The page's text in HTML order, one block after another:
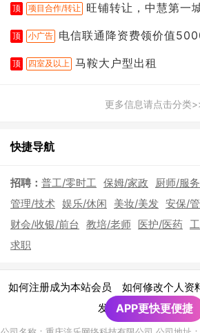
顶 项目合作/转让 旺铺转让，中慧第一
顶 小广告 电信联通降资费领价值
顶 四室及以上 马鞍大户型出租
更多信息请点击分类
快捷导航
招聘： 普工/零时工 保姆/家政 厨师/服
管理/技术 娱乐/休闲 美妆/美发 安保/
财会/收银/前台 教培/老师 医护/医药
求职
如何注册成为本站会员 如何修改个人资
发布广告须知 | 网站
APP更快更便捷